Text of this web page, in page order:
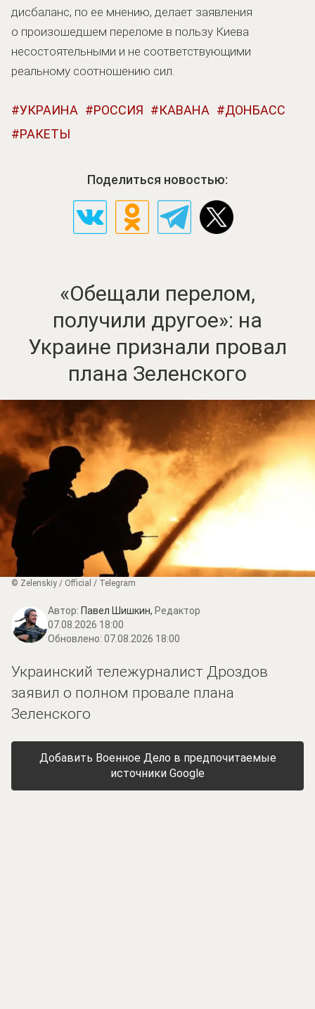
дисбаланс, по ее мнению, делает заявления
о произошедшем переломе в пользу Киева
несостоятельными и не соответствующими
реальному соотношению сил.
УКРАИНА РОССИЯ КАВАНА
ДОНБАСС
РАКЕТЫ
Поделиться новостью:
«Обещали перелом,
получили другое»: на
Украине признали провал
плана Зеленского
© Zеlеnskiу / Оfficiаl / Telegram
Автор: Павел Шишкин, Редактор
07.08.2026 18:00
Обновлено: 07.08.2026 18:00
Украинский тележурналист Дроздов
заявил о полном провале плана
Зеленского
Добавить Военное Дело в предпочитаемые
источники Google